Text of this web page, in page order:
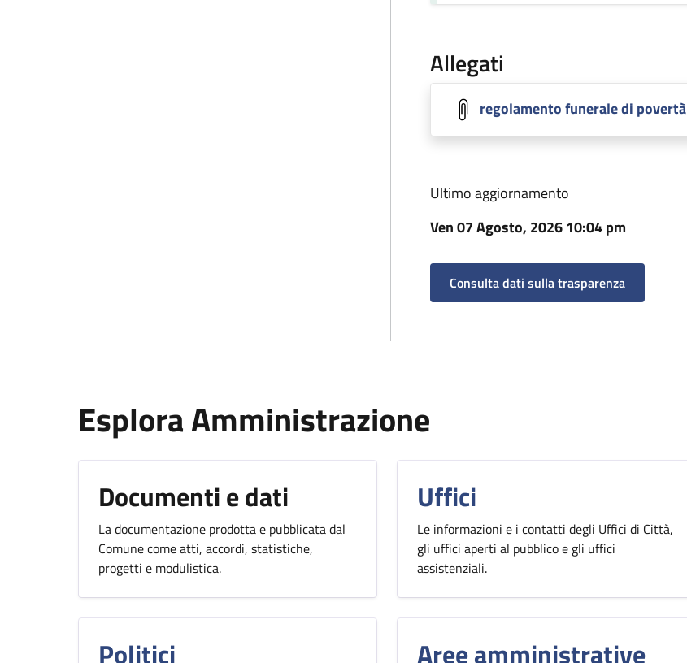
Allegati
regolamento funerale di povertà
Ultimo aggiornamento
Ven 07 Agosto, 2026 10:04 pm
Consulta dati sulla trasparenza
Esplora Amministrazione
Documenti e dati
La documentazione prodotta e pubblicata dal
Comune come atti, accordi, statistiche,
progetti e modulistica.
Uffici
Le informazioni e i contatti degli Uffici di Città,
gli uffici aperti al pubblico e gli uffici
assistenziali.
Politici Aree amministrative